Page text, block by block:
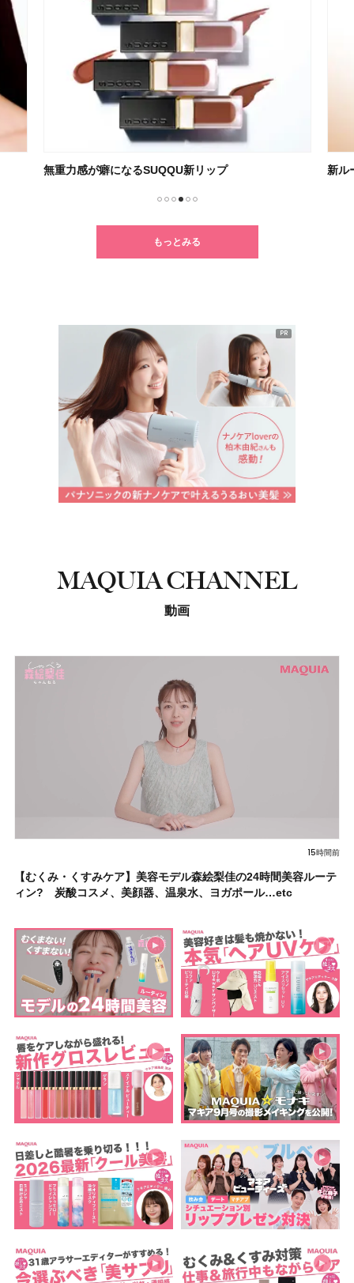
無重力感が癖になるSUQQU新リップ 新ル
もっとみる
PR
MAQUIA CHANNEL
動画
15時間前
【むくみ・くすみケア】美容モデル森絵梨佳の24時間美容ルーテ
ィン? 炭酸コスメ、美顔器、温泉水、ヨガポール…etc